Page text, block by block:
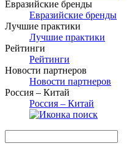
Евразийские бренды
Евразийские бренды
Лучшие практики
Лучшие практики
Рейтинги
Рейтинги
Новости партнеров
Новости партнеров
Россия – Китай
Россия – Китай